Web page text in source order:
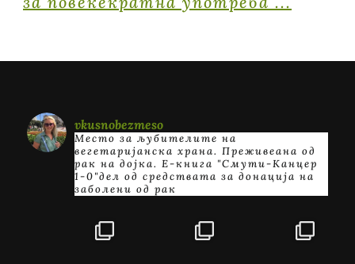
vkusnobezmeso
Место за љубителите на
вегетаријанска храна. Преживеана од
рак на дојка. E-книга "Смути-Канцер
1-0"дел од средствата за донација на
заболени од рак